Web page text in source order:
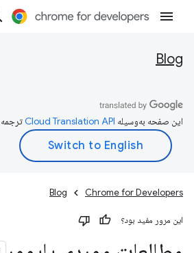
Blog
این صفحه به‌وسیله
Chrome for Developers
Blog
این مرور مفید بود؟